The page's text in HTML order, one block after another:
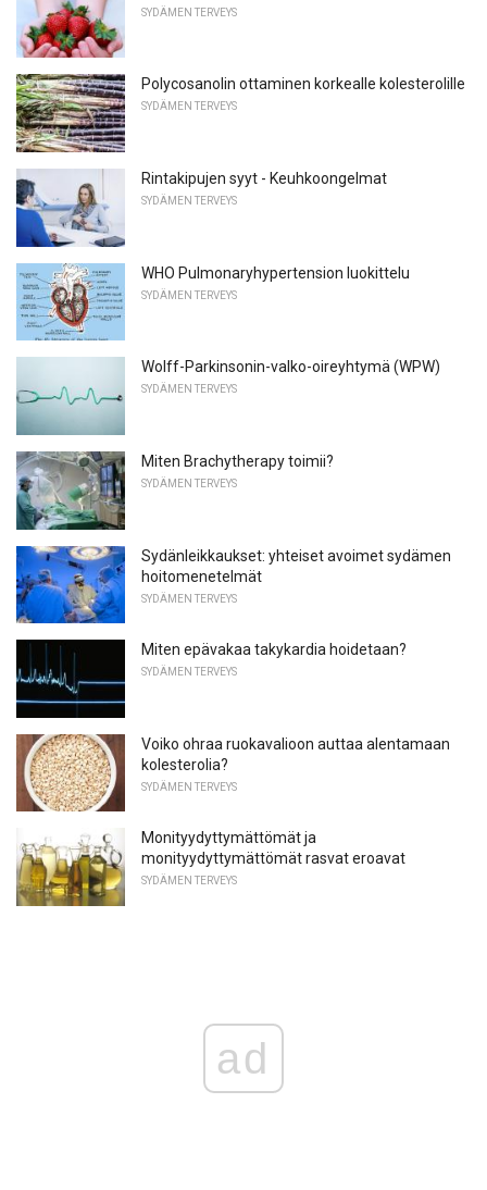
SYDÄMEN TERVEYS
Polycosanolin ottaminen korkealle kolesterolille
SYDÄMEN TERVEYS
Rintakipujen syyt - Keuhkoongelmat
SYDÄMEN TERVEYS
WHO Pulmonaryhypertension luokittelu
SYDÄMEN TERVEYS
Wolff-Parkinsonin-valko-oireyhtymä (WPW)
SYDÄMEN TERVEYS
Miten Brachytherapy toimii?
SYDÄMEN TERVEYS
Sydänleikkaukset: yhteiset avoimet sydämen
hoitomenetelmät
SYDÄMEN TERVEYS
Miten epävakaa takykardia hoidetaan?
SYDÄMEN TERVEYS
Voiko ohraa ruokavalioon auttaa alentamaan
kolesterolia?
SYDÄMEN TERVEYS
Monityydyttymättömät ja
monityydyttymättömät rasvat eroavat
SYDÄMEN TERVEYS
ad